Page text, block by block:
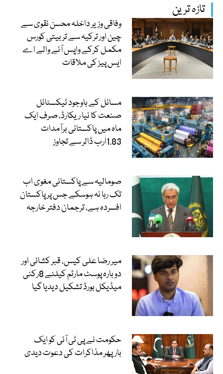
تازہ ترین
وفاقی وزیر داخلہ محسن نقوی سے
چین اور ترکیہ سے تربیتی کورس
مکمل کرکے واپس آنے والے اے
ایس پیز کی ملاقات
مسائل کے باوجود ٹیکسٹائل
صنعت کا نیا ریکارڈ، صرف ایک
ماہ میں پاکستانی برآمدات
1.83ارب ڈالر سے تجاوز
صومالیہ سے پاکستانی مغوی اب
تک رہا نہ ہوسکے جس پر پاکستان
افسردہ ہے، ترجمان دفتر خارجہ
میر رضا علی کیس، قبر کشائی اور
دوبارہ پوسٹ مارٹم کیلئے 8رکنی
میڈیکل بورڈ تشکیل دیدیا گیا
حکومت نے پی ٹی آئی کو ایک
بارپھر مذاکرات کی دعوت دیدی